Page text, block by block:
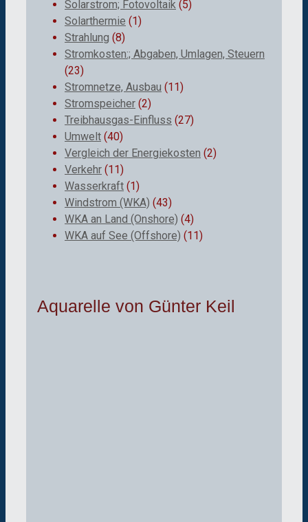
Solarstrom; Fotovoltaik (5)
Solarthermie (1)
Strahlung (8)
Stromkosten:; Abgaben, Umlagen, Steuern
(23)
Stromnetze, Ausbau (11)
Stromspeicher (2)
Treibhausgas-Einfluss (27)
Umwelt (40)
Vergleich der Energiekosten (2)
Verkehr (11)
Wasserkraft (1)
Windstrom (WKA) (43)
WKA an Land (Onshore) (4)
WKA auf See (Offshore) (11)
Aquarelle von Günter Keil